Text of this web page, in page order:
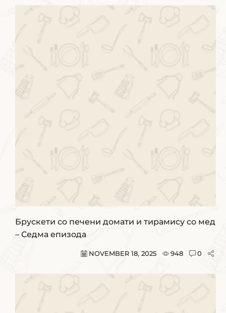
Брускети со печени домати и тирамису со мед
– Седма епизода
NOVEMBER 18, 2025 948 0